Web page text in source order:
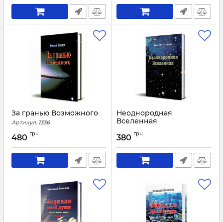
В книгах Николая Левашова нет никакой мистики
или фантазии. В них Вы найдёте только лишь
Знания, реальные и обоснованные, без догм и
постулатов. От Вас требуется всего лишь немного
времени и сил, чтобы изучить эти Знания. А
результаты этого изучения Вас очень удивят, и
очень сильно обрадуют!
За гранью Возможного
Артикул: 1336
480 грн
Неоднородная
Вселенная
380 грн